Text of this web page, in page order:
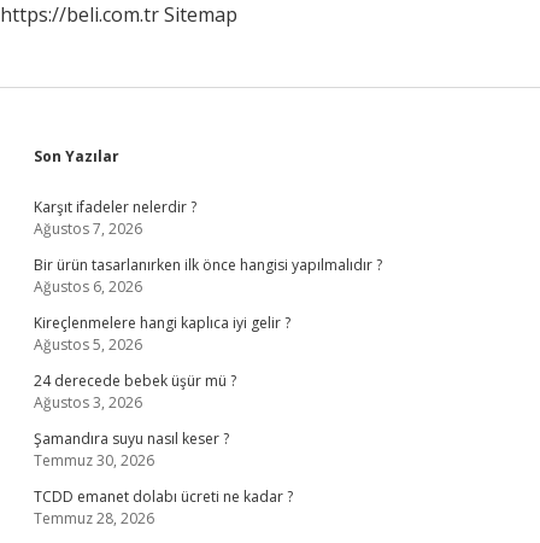
https://beli.com.trSitemap
Sidebar
Son Yazılar
Karşıt ifadeler nelerdir ?
Ağustos 7, 2026
Bir ürün tasarlanırken ilk önce hangisi yapılmalıdır ?
Ağustos 6, 2026
Kireçlenmelere hangi kaplıca iyi gelir ?
Ağustos 5, 2026
24 derecede bebek üşür mü ?
Ağustos 3, 2026
Şamandıra suyu nasıl keser ?
Temmuz 30, 2026
TCDD emanet dolabı ücreti ne kadar ?
Temmuz 28, 2026